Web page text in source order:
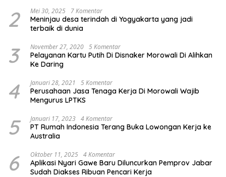
2 Mei 30, 2025 7 Komentar
Meninjau desa terindah di Yogyakarta yang jadi
terbaik di dunia
3 November 27, 2020 5 Komentar
Pelayanan Kartu Putih Di Disnaker Morowali Di Alihkan
Ke Daring
4 Januari 28, 2021 5 Komentar
Perusahaan Jasa Tenaga Kerja Di Morowali Wajib
Mengurus LPTKS
5 Januari 17, 2023 4 Komentar
PT Rumah Indonesia Terang Buka Lowongan Kerja ke
Australia
6 Oktober 11, 2025 4 Komentar
Aplikasi Nyari Gawe Baru Diluncurkan Pemprov Jabar
Sudah Diakses Ribuan Pencari Kerja